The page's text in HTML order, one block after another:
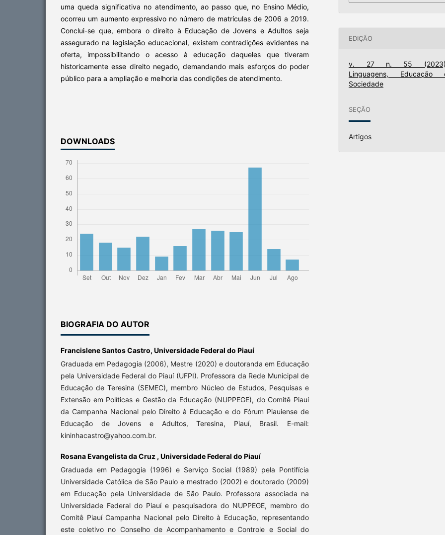
uma queda significativa no atendimento, ao passo que, no Ensino Médio,
ocorreu um aumento expressivo no número de matrículas de 2006 a 2019.
Conclui-se que, embora o direito à Educação de Jovens e Adultos seja
assegurado na legislação educacional, existem contradições evidentes na
oferta, impossibilitando o acesso à educação daqueles que tiveram
historicamente esse direito negado, demandando mais esforços do poder
público para a ampliação e melhoria das condições de atendimento.
DOWNLOADS
BIOGRAFIA DO AUTOR
Francislene Santos Castro, Universidade Federal do Piauí
Graduada em Pedagogia (2006), Mestre (2020) e doutoranda em Educação
pela Universidade Federal do Piauí (UFPI). Professora da Rede Municipal de
Educação de Teresina (SEMEC), membro Núcleo de Estudos, Pesquisas e
Extensão em Políticas e Gestão da Educação (NUPPEGE), do Comitê Piauí
da Campanha Nacional pelo Direito à Educação e do Fórum Piauiense de
Educação de Jovens e Adultos, Teresina, Piauí, Brasil. E-mail:
kininhacastro@yahoo.com.br.
Rosana Evangelista da Cruz , Universidade Federal do Piauí
Graduada em Pedagogia (1996) e Serviço Social (1989) pela Pontifícia
Universidade Católica de São Paulo e mestrado (2002) e doutorado (2009)
em Educação pela Universidade de São Paulo. Professora associada na
Universidade Federal do Piauí e pesquisadora do NUPPEGE, membro do
Comitê Piauí Campanha Nacional pelo Direito à Educação, representando
este coletivo no Conselho de Acompanhamento e Controle e Social do
EDIÇÃO
v. 27 n. 55
Linguagens, Educação
Sociedade
SEÇÃO
Artigos